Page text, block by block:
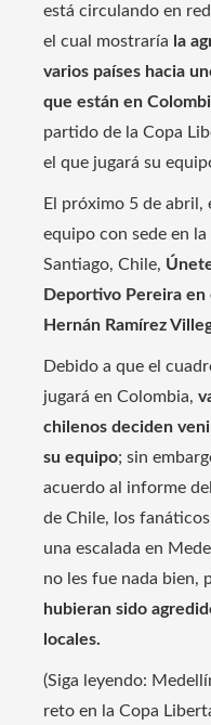
está circulando en
el cual mostraría la
varios países hacia
que están en
partido de la Copa
el que jugará su
El próximo 5 de abril,
equipo con sede en
Santiago, Chile,
Deportivo Pereira en
Hernán Ramírez
Debido a que el
jugará en Colombia,
chilenos deciden
su equipo; sin
acuerdo al informe
de Chile, los
una escalada en
no les fue nada bien,
hubieran sido
locales.
(Siga leyendo:
reto en la Copa